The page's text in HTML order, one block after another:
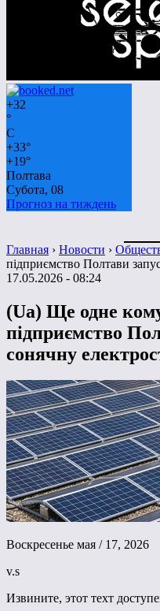
+32
°
C
+33°
+19°
Полтава
Субота, 08
Прогноз на тиждень
Главная › Новости ›
підприємство Полтави
17.05.2026 - 08:24
(Ua) Ще одне
підприємство
сонячну
Воскресенье мая / 17, 2026
v.s
Извините, этот техт